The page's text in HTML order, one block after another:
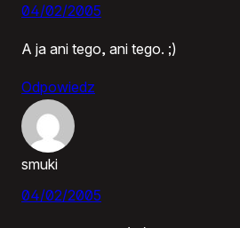
04/02/2005
A ja ani tego, ani tego. ;)
Odpowiedz
smuki
04/02/2005